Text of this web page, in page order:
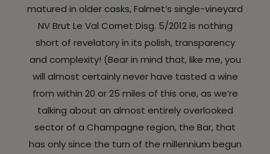
matured in older casks, Falmet’s single-vineyard
NV Brut Le Val Cornet Disg. 5/2012 is nothing
short of revelatory in its polish, transparency
and complexity! (Bear in mind that, like me, you
will almost certainly never have tasted a wine
from within 20 or 25 miles of this one, as we’re
talking about an almost entirely overlooked
sector of a Champagne region, the Bar, that
has only since the turn of the millennium begun